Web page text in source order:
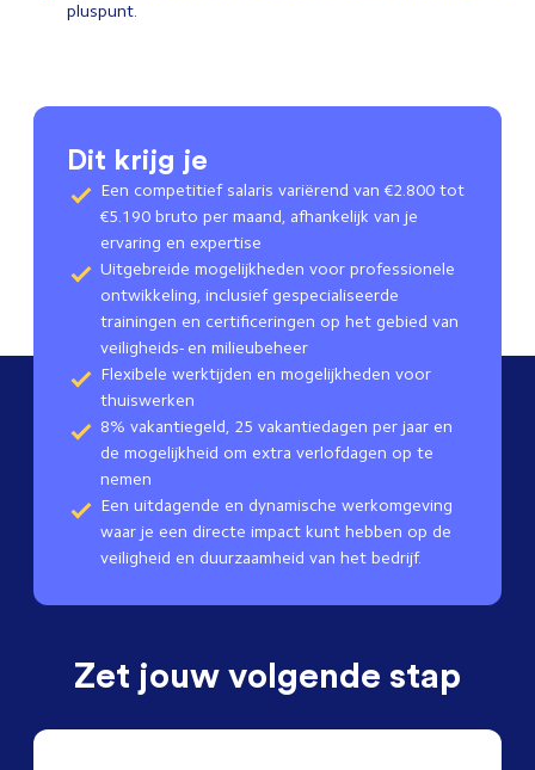
pluspunt.
Dit krijg je
Een competitief salaris variërend van €2.800 tot
€5.190 bruto per maand, afhankelijk van je
ervaring en expertise
Uitgebreide mogelijkheden voor professionele
ontwikkeling, inclusief gespecialiseerde
trainingen en certificeringen op het gebied van
veiligheids- en milieubeheer
Flexibele werktijden en mogelijkheden voor
thuiswerken
8% vakantiegeld, 25 vakantiedagen per jaar en
de mogelijkheid om extra verlofdagen op te
nemen
Een uitdagende en dynamische werkomgeving
waar je een directe impact kunt hebben op de
veiligheid en duurzaamheid van het bedrijf.
Zet jouw volgende stap